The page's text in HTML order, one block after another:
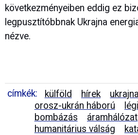
következményeiben eddig ez
legpusztítóbbnak Ukrajna
nézve.
címkék: külföld hírek
ukrajna
orosz-ukrán háború
bombázás
áramhálózat
humanitárius válság